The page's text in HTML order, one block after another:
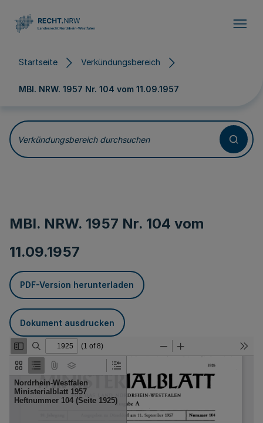
Startseite Verkündungsbereich
MBl. NRW. 1957 Nr. 104 vom 11.09.1957
Verkündungsbereich durchsuchen
MBl. NRW. 1957 Nr. 104 vom
11.09.1957
PDF-Version herunterladen
Dokument ausdrucken